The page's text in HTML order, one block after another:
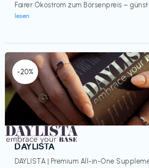
Fairer Ökostrom zum Börsenpreis –
lesen
-20%
Gesundheit & Wellness
DAYLISTA
DAYLISTA | Premium All-in-One
€‎